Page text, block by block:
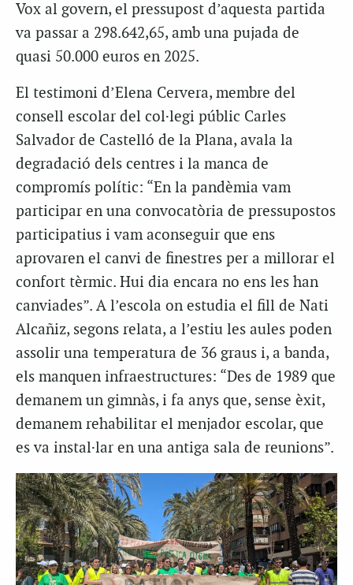
Vox al govern, el pressupost d’aquesta partida
va passar a 298.642,65, amb una pujada de
quasi 50.000 euros en 2025.
El testimoni d’Elena Cervera, membre del
consell escolar del col·legi públic Carles
Salvador de Castelló de la Plana, avala la
degradació dels centres i la manca de
compromís polític: “En la pandèmia vam
participar en una convocatòria de pressupostos
participatius i vam aconseguir que ens
aprovaren el canvi de finestres per a millorar el
confort tèrmic. Hui dia encara no ens les han
canviades”. A l’escola on estudia el fill de Nati
Alcañiz, segons relata, a l’estiu les aules poden
assolir una temperatura de 36 graus i, a banda,
els manquen infraestructures: “Des de 1989 que
demanem un gimnàs, i fa anys que, sense èxit,
demanem rehabilitar el menjador escolar, que
es va instal·lar en una antiga sala de reunions”.